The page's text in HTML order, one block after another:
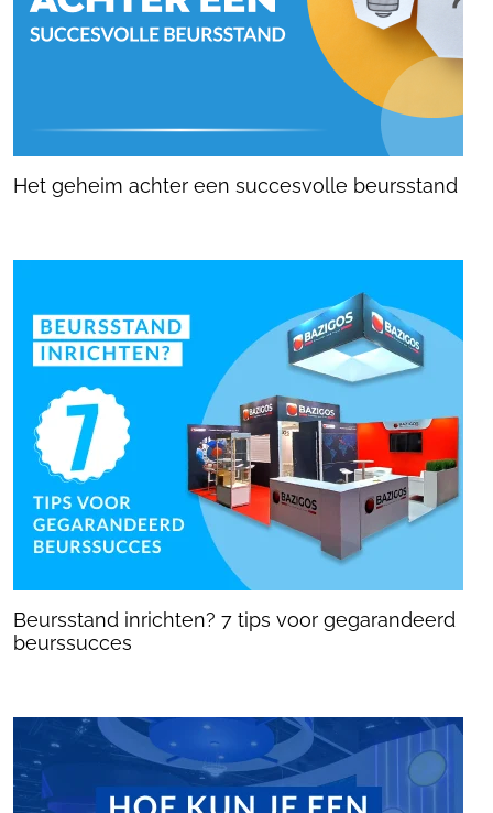
Het geheim achter een succesvolle beursstand
Beursstand inrichten? 7 tips voor gegarandeerd
beurssucces